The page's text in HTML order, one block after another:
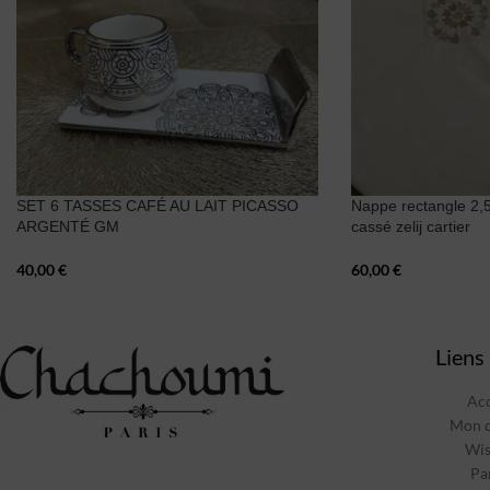
SET 6 TASSES CAFÉ AU LAIT PICASSO
ARGENTÉ GM
40,00€
Nappe rectangle
cassé zelij cartier
60,00€
Mon